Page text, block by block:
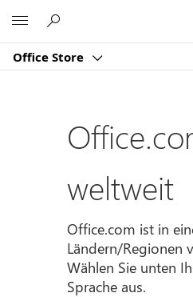
Office Store
weltweit
Office.com ist in
Ländern/Regionen
Wählen Sie unten
Sprache aus.